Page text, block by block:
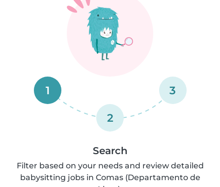
1
2
3
Search
Filter based on your needs and review detailed
babysitting jobs in Comas (Departamento de